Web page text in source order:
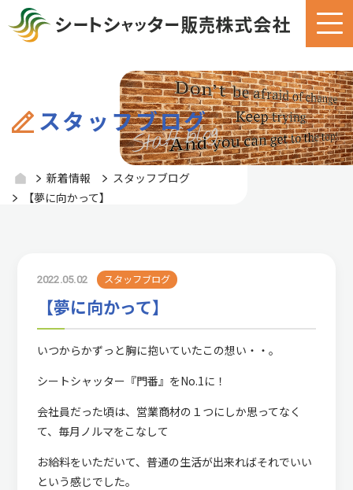
スタッフブログ
新着情報
スタッフブログ
【夢に向かって】
2022.05.02 スタッフブログ
【夢に向かって】
いつからかずっと胸に抱いていたこの想い・・。
シートシャッター『門番』をNo.1に！
会社員だった頃は、営業商材の１つにしか思ってなく
て、毎月ノルマをこなして
お給料をいただいて、普通の生活が出来ればそれでいい
という感じでした。